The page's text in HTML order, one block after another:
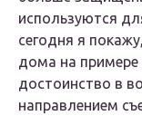
используются
сегодня я
дома на примере
достоинство в
направлением